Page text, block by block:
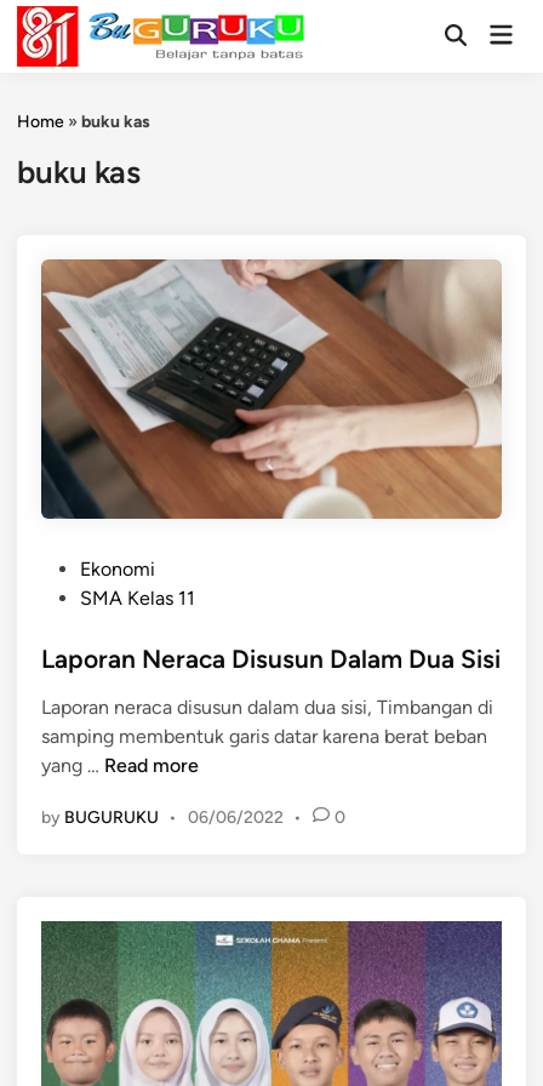
Skip
content
OpenMain
Home » buku kas
buku kas
t
d
i
n
Ekonomi
SMA Kelas 11
Laporan Neraca Disusun Dalam Dua Sisi
Laporan neraca disusun dalam dua sisi, Timbangan di
samping membentuk garis datar karena berat beban
yang … L
p
n
N
e
r
a
Read more
by BUGURUKU • 06/06/2022 • 0